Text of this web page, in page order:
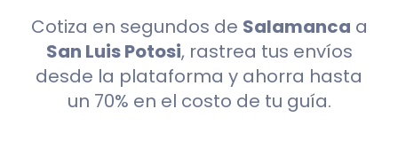
Cotiza en segundos de Salamanca a
San Luis Potosi, rastrea tus envíos
desde la plataforma y ahorra hasta
un 70% en el costo de tu guía.